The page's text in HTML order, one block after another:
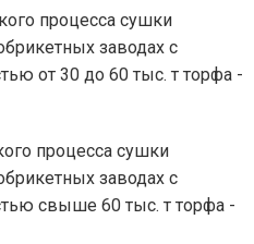
процесса сушки
заводах с
от 30 до 60 тыс. т торфа -
процесса сушки
заводах с
свыше 60 тыс. т торфа -